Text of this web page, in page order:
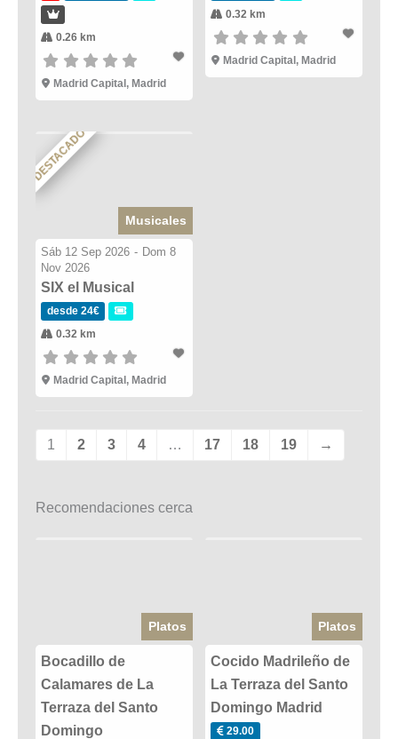
0.26 km
Madrid Capital, Madrid
0.32 km
Madrid Capital, Madrid
DESTACADO
Musicales
Sáb 12 Sep 2026 - Dom 8
Nov 2026
SIX el Musical
desde 24€
0.32 km
Madrid Capital, Madrid
1 2 3 4 … 17 18 19 →
Recomendaciones cerca
Platos
Bocadillo de
Calamares de La
Terraza del Santo
Domingo
Platos
Cocido Madrileño de
La Terraza del Santo
Domingo Madrid
29.00